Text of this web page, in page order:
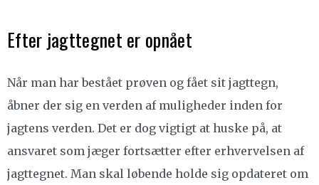
Efter jagttegnet er opnået
Når man har bestået prøven og fået sit jagttegn,
åbner der sig en verden af muligheder inden for
jagtens verden. Det er dog vigtigt at huske på, at
ansvaret som jæger fortsætter efter erhvervelsen af
jagttegnet. Man skal løbende holde sig opdateret om